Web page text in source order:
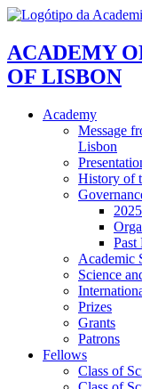
ACADEMY
OF LISBON
Academy
Message
Lisbon
History of
Past
Academic
Science
Prizes
Grants
Patrons
Fellows
Class of